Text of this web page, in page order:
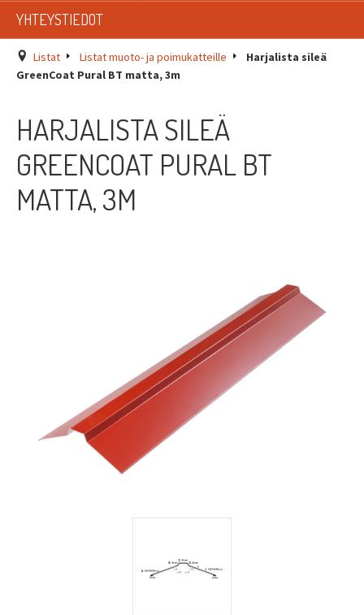
LISTAT
SADEVESIJÄRJESTELMÄT
TIKASTUOTTEET
KATTOLUUKUT JA KATTOLÄPIVIENNIT
TARVIKKEET
YHTEYSTIEDOT
Listat Listat muoto- ja poimukatteille
Harjalista sileä
GreenCoat Pural BT matta, 3m
HARJALISTA SILEÄ
GREENCOAT PURAL BT
MATTA, 3M